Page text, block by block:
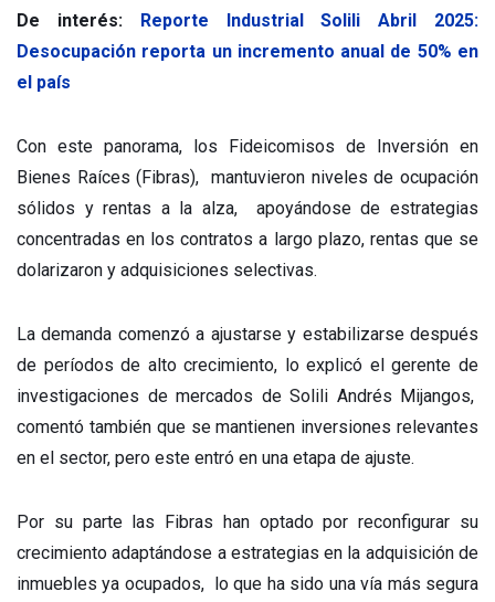
De interés: Reporte Industrial Solili Abril 2025:
Desocupación reporta un incremento anual de 50% en
el país
Con este panorama, los Fideicomisos de Inversión en
Bienes Raíces (Fibras), mantuvieron niveles de ocupación
sólidos y rentas a la alza, apoyándose de estrategias
concentradas en los contratos a largo plazo, rentas que se
dolarizaron y adquisiciones selectivas.
La demanda comenzó a ajustarse y estabilizarse después
de períodos de alto crecimiento, lo explicó el gerente de
investigaciones de mercados de Solili Andrés Mijangos,
comentó también que se mantienen inversiones relevantes
en el sector, pero este entró en una etapa de ajuste.
Por su parte las Fibras han optado por reconfigurar su
crecimiento adaptándose a estrategias en la adquisición de
inmuebles ya ocupados, lo que ha sido una vía más segura